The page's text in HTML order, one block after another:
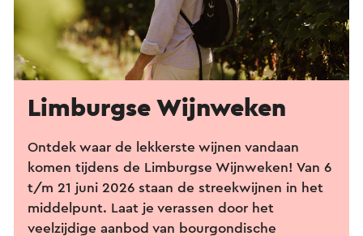
Limburgse Wijnweken
Ontdek waar de lekkerste wijnen vandaan
komen tijdens de Limburgse Wijnweken! Van 6
t/m 21 juni 2026 staan de streekwijnen in het
middelpunt. Laat je verassen door het
veelzijdige aanbod van bourgondische